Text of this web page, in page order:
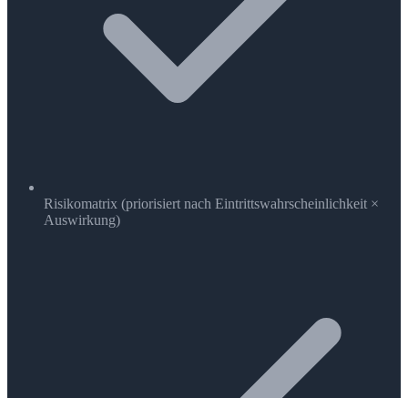
Risikomatrix (priorisiert nach Eintrittswahrscheinlichkeit ×
Auswirkung)